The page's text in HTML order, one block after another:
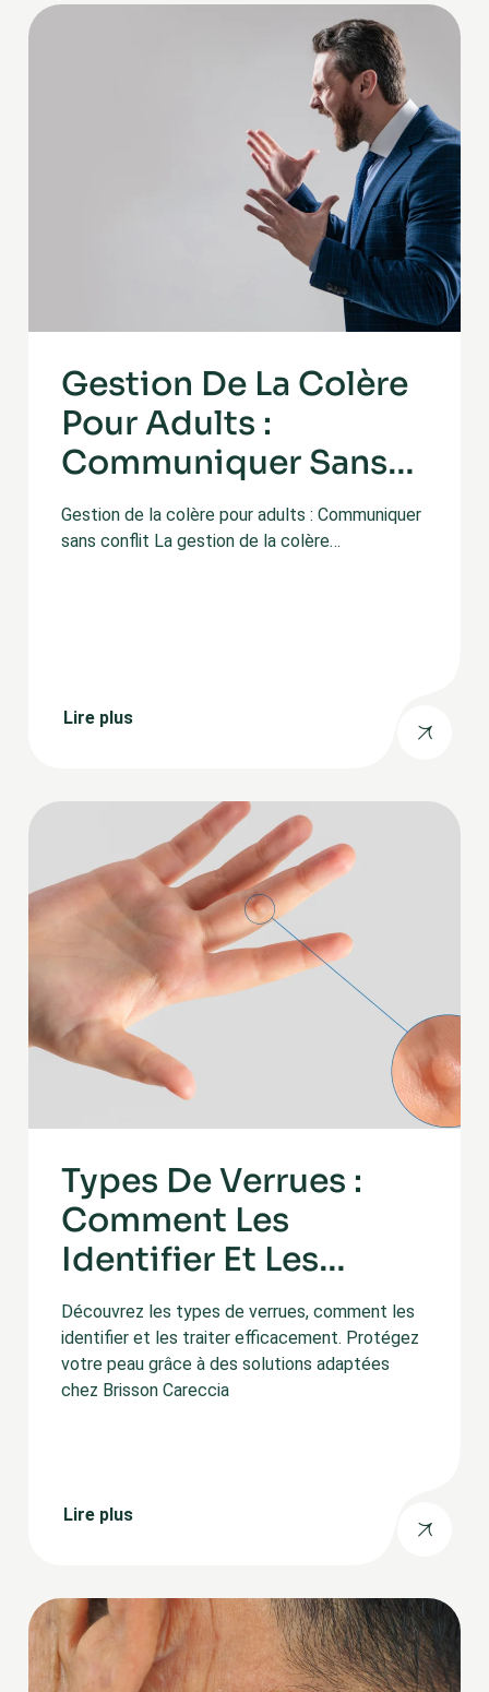
Gestion De La Colère
Pour Adults :
Communiquer Sans
Conflit
Gestion de la colère pour adults : Communiquer
sans conflit La gestion de la colère…
Types De Verrues :
Comment Les
Identifier Et Les
Traiter
Découvrez les types de verrues, comment les
identifier et les traiter efficacement. Protégez
votre peau grâce à des solutions adaptées
chez Brisson Careccia